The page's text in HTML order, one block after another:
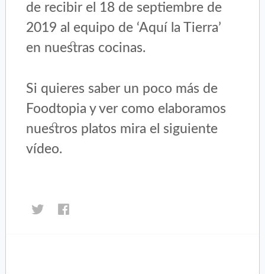
de recibir el 18 de septiembre de
2019 al equipo de ‘Aquí la Tierra’
en nuestras cocinas.
Si quieres saber un poco más de
Foodtopia y ver como elaboramos
nuestros platos mira el siguiente
vídeo.
Haz
clic